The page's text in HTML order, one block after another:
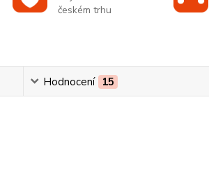
českém trhu
Hodnocení 15